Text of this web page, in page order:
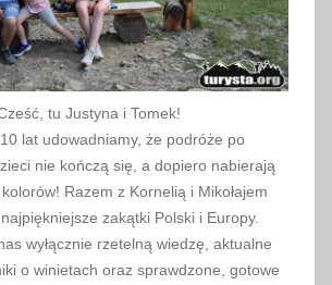
tu Justyna i Tomek!
lat udowadniamy, że podróże po
nie kończą się, a dopiero nabierają
Razem z Kornelią i Mikołajem
zakątki Polski i Europy.
wyłącznie rzetelną wiedzę, aktualne
o winietach oraz sprawdzone, gotowe